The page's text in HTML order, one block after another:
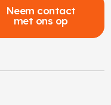
Neem contact
met ons op